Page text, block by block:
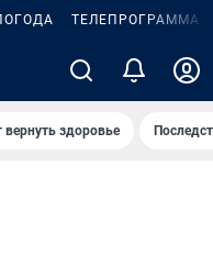
ТЕЛЕПРОГРАММА
вернуть здоровье